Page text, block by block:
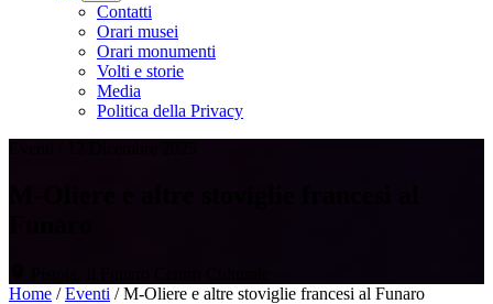
Contatti
Orari musei
Orari monumenti
Volti e storie
Media
Politica della Privacy
Home /Eventi /M-Oliere e altre stoviglie francesi al Funaro